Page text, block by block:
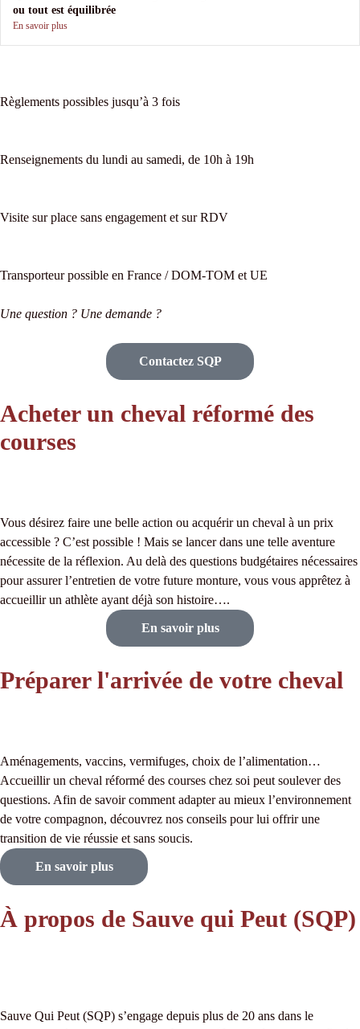
ou tout est équilibrée
En savoir plus
Règlements possibles jusqu’à 3 fois
Renseignements du lundi au samedi, de 10h à 19h
Visite sur place sans engagement et sur RDV
Transporteur possible en France / DOM-TOM et UE
Une question ? Une demande ?
Contactez SQP
Acheter un cheval réformé des
courses
Vous désirez faire une belle action ou acquérir un cheval à un prix
accessible ? C’est possible ! Mais se lancer dans une telle aventure
nécessite de la réflexion. Au delà des questions budgétaires nécessaires
pour assurer l’entretien de votre future monture, vous vous apprêtez à
accueillir un athlète ayant déjà son histoire….
En savoir plus
Préparer l'arrivée de votre cheval
Aménagements, vaccins, vermifuges, choix de l’alimentation…
Accueillir un cheval réformé des courses chez soi peut soulever des
questions. Afin de savoir comment adapter au mieux l’environnement
de votre compagnon, découvrez nos conseils pour lui offrir une
transition de vie réussie et sans soucis.
En savoir plus
À propos de Sauve qui Peut (SQP)
Sauve Qui Peut (SQP) s’engage depuis plus de 20 ans dans le